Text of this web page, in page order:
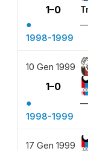
1–0
●
1998-1999
10 Gen 1999
1–0
●
1998-1999
17 Gen 1999